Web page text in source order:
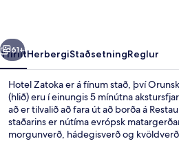
Næsta
61+
YfirlitHerbergiStaðsetningReglur
Hotel Zatoka er á fínum stað, því
(hlið) eru í einungis 5 mínútna
að er tilvalið að fara út að borða á
staðarins er nútíma evrópsk
morgunverð, hádegisverð og